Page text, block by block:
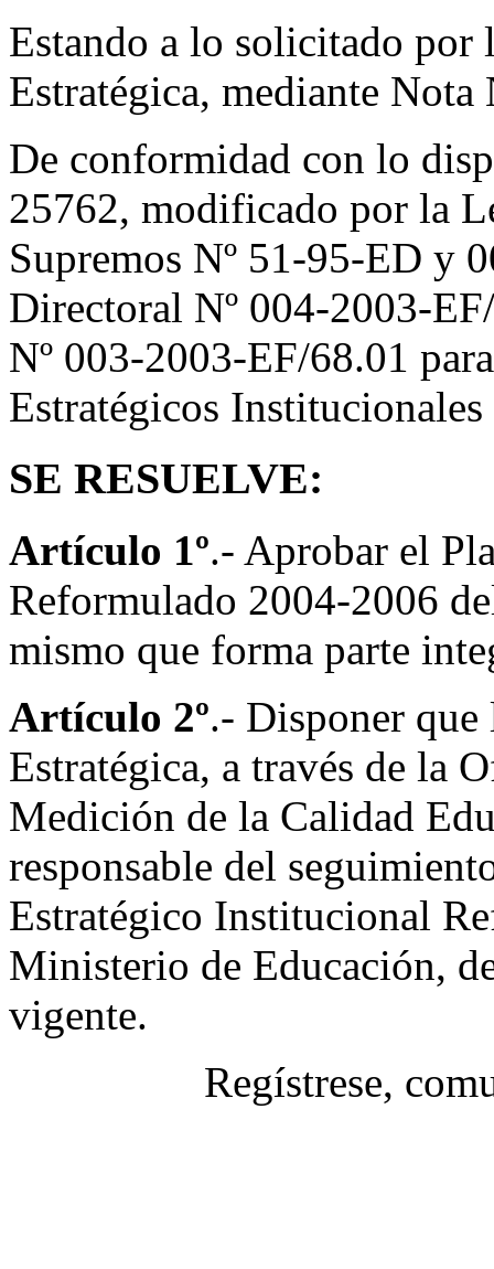
Estando a lo solicitado por
Estratégica, mediante
De conformidad con lo
25762, modificado por la
Supremos Nº 51-95-ED y
Directoral Nº 004-2003-
Nº 003-2003-EF/68.01
Estratégicos
SE RESUELVE:
Artículo 1º.- Aprobar el
Reformulado 2004-2006
mismo que forma parte
Artículo 2º.- Disponer que
Estratégica, a través de la
Medición de la Calidad
responsable del
Estratégico Institucional
Ministerio de Educación,
vigente.
Regístrese,